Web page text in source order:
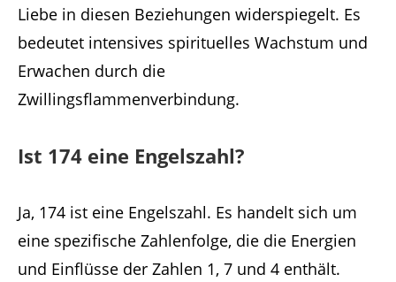
Liebe in diesen Beziehungen widerspiegelt. Es
bedeutet intensives spirituelles Wachstum und
Erwachen durch die
Zwillingsflammenverbindung.
Ist 174 eine Engelszahl?
Ja, 174 ist eine Engelszahl. Es handelt sich um
eine spezifische Zahlenfolge, die die Energien
und Einflüsse der Zahlen 1, 7 und 4 enthält.